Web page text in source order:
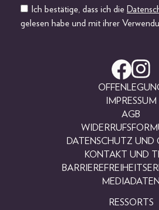
Ich bestätige, dass ich die
gelesen habe und mit ihrer
IMPRESSUM
AGB
DATENSCHUTZ UND
KONTAKT UND
MEDIADATEN
RESSORTS